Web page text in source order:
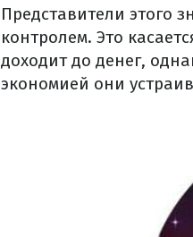
Представители этого
контролем. Это
доходит до денег,
экономией они